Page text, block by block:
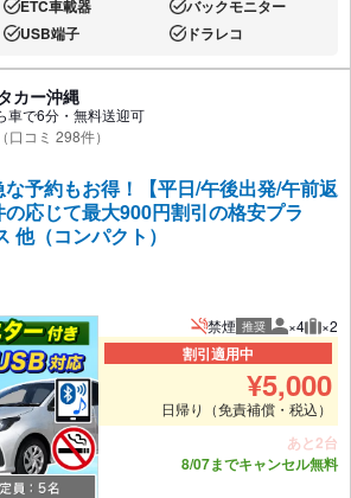
あり:ETC車載器 あり:バックモニター
あり:USB端子 あり:ドラレコ
カー沖縄
車で6分・無料送迎可
（口コミ 298件）
な予約もお得！【平日/午後出発/午前返
応じて最大900円割引の格安プラ
他（コンパクト）
禁煙 推奨 推奨人数
×4 推
×2
割引適用中
¥5,000
日帰り（免責補償・税込）
あと2台
8/07までキャンセル無料